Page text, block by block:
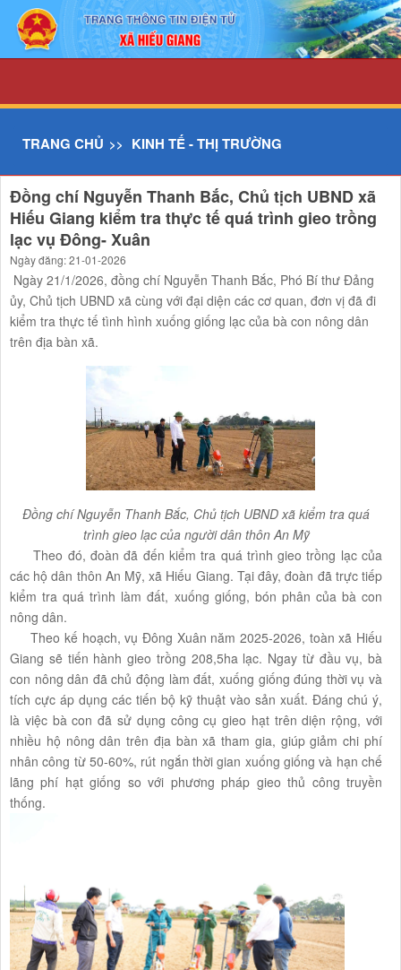
Chi tiết tin - UBND xã Hiếu Giang
TRANG CHỦ KINH TẾ - THỊ TRƯỜNG
Đồng chí Nguyễn Thanh Bắc, Chủ tịch UBND xã
Hiếu Giang kiểm tra thực tế quá trình gieo trồng
lạc vụ Đông- Xuân
Ngày đăng: 21-01-2026
Ngày 21/1/2026, đồng chí Nguyễn Thanh Bắc, Phó Bí thư Đảng
ủy, Chủ tịch UBND xã cùng với đại diện các cơ quan, đơn vị đã đi
kiểm tra thực tế tình hình xuống giống lạc của bà con nông dân
trên địa bàn xã.
Đồng chí Nguyễn Thanh Bắc, Chủ tịch UBND xã kiểm tra quá
trình gieo lạc của người dân thôn An Mỹ
Theo đó, đoàn đã đến kiểm tra quá trình gieo trồng lạc của
các hộ dân thôn An Mỹ, xã Hiếu Giang. Tại đây, đoàn đã trực tiếp
kiểm tra quá trình làm đất, xuống giống, bón phân của bà con
nông dân.
Theo kế hoạch, vụ Đông Xuân năm 2025-2026, toàn xã Hiếu
Giang sẽ tiến hành gieo trồng 208,5ha lạc. Ngay từ đầu vụ, bà
con nông dân đã chủ động làm đất, xuống giống đúng thời vụ và
tích cực áp dụng các tiến bộ kỹ thuật vào sản xuất. Đáng chú ý,
là việc bà con đã sử dụng công cụ gieo hạt trên diện rộng, với
nhiều hộ nông dân trên địa bàn xã tham gia, giúp giảm chi phí
nhân công từ 50-60%, rút ngắn thời gian xuống giống và hạn chế
lãng phí hạt giống so với phương pháp gieo thủ công truyền
thống.